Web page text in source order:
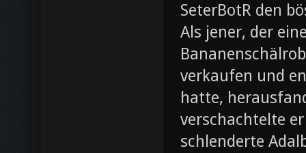
SeterBotR den
Als jener, der
verkaufen und
hatte,
verschachtelte
schlenderte